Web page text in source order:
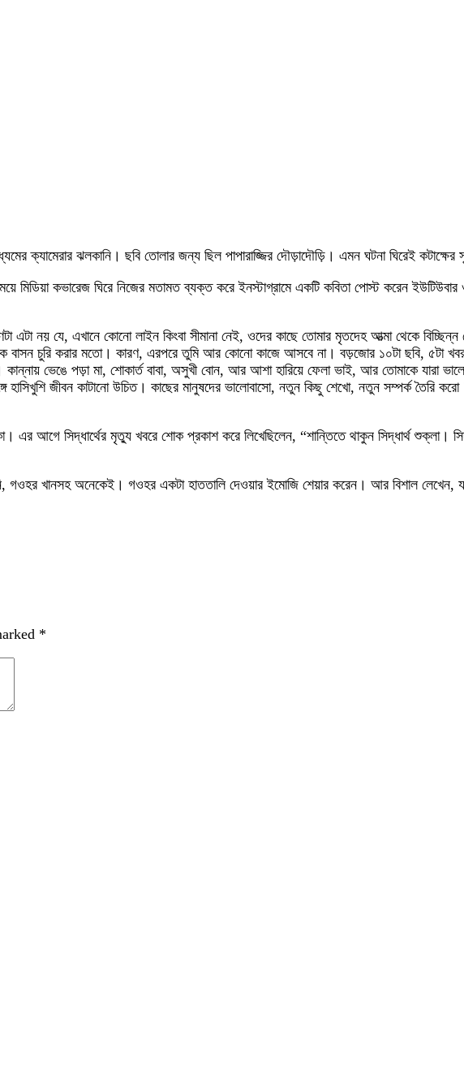
ক্যামেরার ঝলকানি। ছবি তোলার জন্য ছিল পাপারাজ্জির দৌড়াদৌড়ি। এমন ঘটনা ঘিরেই
মিডিয়া কভারেজ ঘিরে নিজের মতামত ব্যক্ত করে ইনস্টাগ্রামে একটি কবিতা পোস্ট করেন
এটা নয় যে, এখানে কোনো লাইন কিংবা সীমানা নেই, ওদের কাছে তোমার মৃতদেহ আত্মা থেকে
বাসন চুরি করার মতো। কারণ, এরপরে তুমি আর কোনো কাজে আসবে না। বড়জোর ১০টা ছবি, ৫টা
ভেঙে পড়া মা, শোকার্ত বাবা, অসুখী বোন, আর আশা হারিয়ে ফেলা ভাই, আর তোমাকে যারা
জীবন কাটানো উচিত। কাছের মানুষদের ভালোবাসো, নতুন কিছু শেখো, নতুন সম্পর্ক তৈরি
এর আগে সিদ্ধার্থের মৃত্যু খবরে শোক প্রকাশ করে লিখেছিলেন, “শান্তিতে থাকুন সিদ্ধার্থ শুক্লা।
গওহর খানসহ অনেকেই। গওহর একটা হাততালি দেওয়ার ইমোজি শেয়ার করেন। আর বিশাল লেখেন,
*